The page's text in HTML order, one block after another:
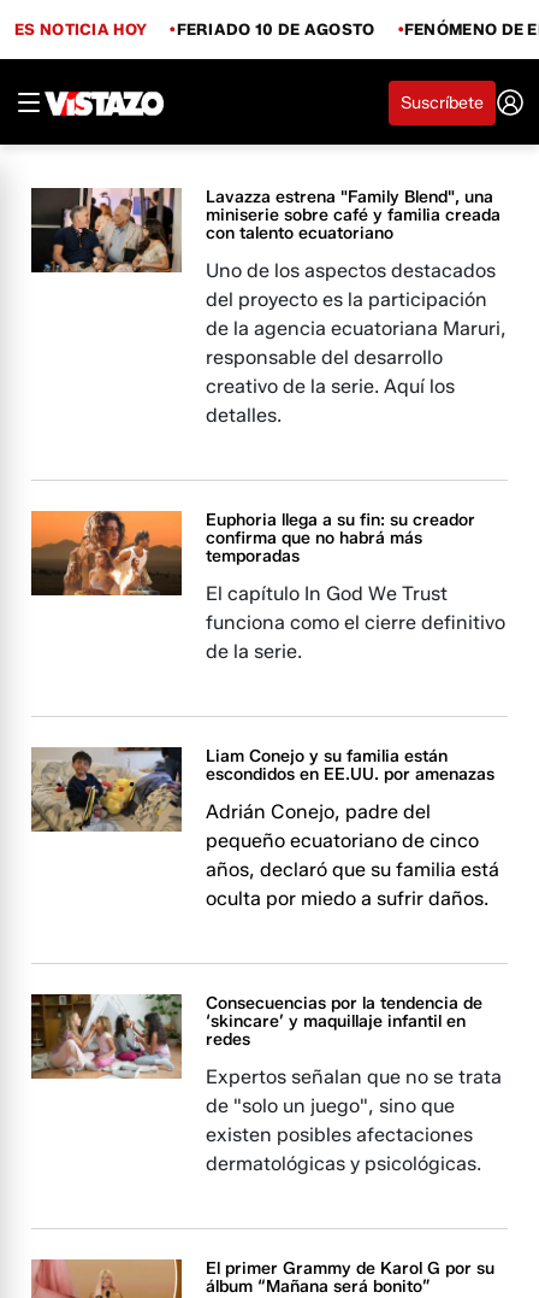
ES NOTICIA HOY FERIADO 10 DE AGOSTO FENÓMENO DE
Suscríbete
Lavazza estrena "Family Blend", una
miniserie sobre café y familia creada
con talento ecuatoriano
Uno de los aspectos destacados
del proyecto es la participación
de la agencia ecuatoriana Maruri,
responsable del desarrollo
creativo de la serie. Aquí los
detalles.
Euphoria llega a su fin: su creador
confirma que no habrá más
temporadas
El capítulo In God We Trust
funciona como el cierre definitivo
de la serie.
Liam Conejo y su familia están
escondidos en EE.UU. por amenazas
Adrián Conejo, padre del
pequeño ecuatoriano de cinco
años, declaró que su familia está
oculta por miedo a sufrir daños.
Consecuencias por la tendencia de
‘skincare’ y maquillaje infantil en
redes
Expertos señalan que no se trata
de "solo un juego", sino que
existen posibles afectaciones
dermatológicas y psicológicas.
El primer Grammy de Karol G por su
álbum “Mañana será bonito”